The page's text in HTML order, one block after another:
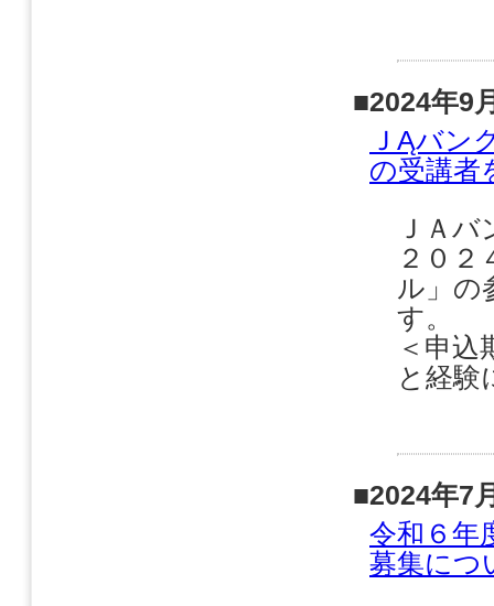
■2024年9
ＪĄバン
の受講者
ＪＡ
２０２
ル」の
＜申込
と経
■2024年7
令和６年
募集につ